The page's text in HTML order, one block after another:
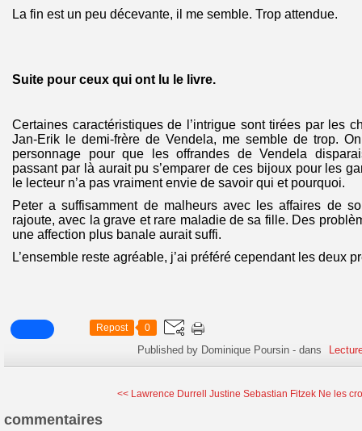
La fin est un peu décevante, il me semble. Trop attendue.
Suite pour ceux qui ont lu le livre.
Certaines caractéristiques de l’intrigue sont tirées par les
Jan-Erik le demi-frère de Vendela, me semble de trop.
personnage pour que les offrandes de Vendela
passant par là aurait pu s’emparer de ces bijoux pour les
le lecteur n’a pas vraiment envie de savoir qui et pourquoi.
Peter a suffisamment de malheurs avec les affaires de
rajoute, avec la grave et rare maladie de sa fille. Des
une affection plus banale aurait suffi.
L’ensemble reste agréable, j’ai préféré cependant les deux
Repost 0
Published by Dominique Poursin -dans
<< Lawrence Durrell Justine Sebastian Fitzek Ne les
commentaires